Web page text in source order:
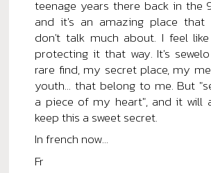
teenage years there back in the
and it's an amazing place that
don't talk much about. I feel
protecting it that way. It's
rare find, my secret place, my
youth... that belong to me. But
a piece of my heart", and it will
keep this a sweet secret.
In french now...
Fr